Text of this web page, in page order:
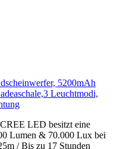
5200mAh
Leuchtmodi,
LED besitzt eine
Lumen & 70.000 Lux bei
/ Bis zu 17 Stunden